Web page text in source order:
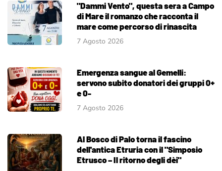
"Dammi Vento", questa sera a Campo
di Mare il romanzo che racconta il
mare come percorso di rinascita
7 Agosto 2026
Emergenza sangue al Gemelli:
servono subito donatori dei gruppi 0+
e 0-
7 Agosto 2026
Al Bosco di Palo torna il fascino
dell'antica Etruria con il "Simposio
Etrusco – Il ritorno degli dèi"